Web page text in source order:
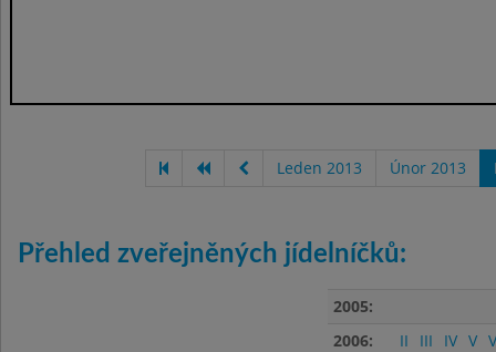
Leden 2013 Únor 2013
Přehled zveřejněných jídelníčků:
2005:
2006:
II III IV V